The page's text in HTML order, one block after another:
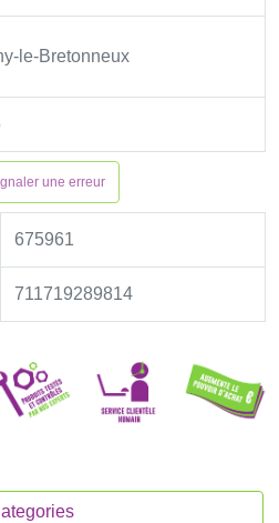
le-Bretonneux
une erreur
675961
711719289814